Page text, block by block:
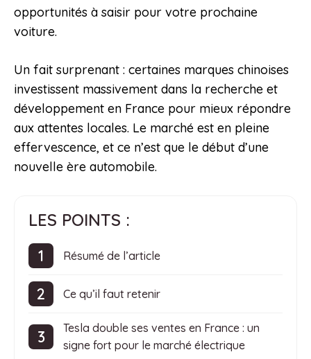
opportunités à saisir pour votre prochaine
voiture.
Un fait surprenant : certaines marques chinoises
investissent massivement dans la recherche et
développement en France pour mieux répondre
aux attentes locales. Le marché est en pleine
effervescence, et ce n’est que le début d’une
nouvelle ère automobile.
LES POINTS :
Résumé de l’article
Ce qu’il faut retenir
Tesla double ses ventes en France : un
signe fort pour le marché électrique